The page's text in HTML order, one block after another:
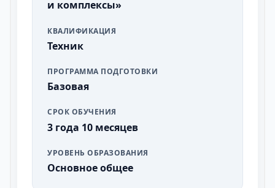
и комплексы»
КВАЛИФИКАЦИЯ
Техник
ПРОГРАММА ПОДГОТОВКИ
Базовая
СРОК ОБУЧЕНИЯ
3 года 10 месяцев
УРОВЕНЬ ОБРАЗОВАНИЯ
Основное общее